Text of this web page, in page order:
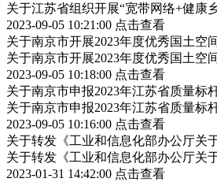
关于江苏省组织开展“宽带网络+健康
2023-09-05 10:21:00 点击查看
关于南京市开展2023年度优秀国土空
关于南京市开展2023年度优秀国土空
2023-09-05 10:18:00 点击查看
关于南京市申报2023年江苏省质量标
关于南京市申报2023年江苏省质量标
2023-09-05 10:16:00 点击查看
关于转发《工业和信息化部办公厅关
关于转发《工业和信息化部办公厅关
2023-01-31 14:42:00 点击查看